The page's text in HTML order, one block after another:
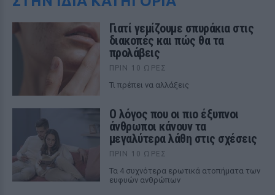
Γιατί γεμίζουμε σπυράκια στις
διακοπές και πώς θα τα
προλάβεις
ΠΡΙΝ 10 ΏΡΕΣ
Τι πρέπει να αλλάξεις
Ο λόγος που οι πιο έξυπνοι
άνθρωποι κάνουν τα
μεγαλύτερα λάθη στις σχέσεις
ΠΡΙΝ 10 ΏΡΕΣ
Τα 4 συχνότερα ερωτικά ατοπήματα των
ευφυών ανθρώπων